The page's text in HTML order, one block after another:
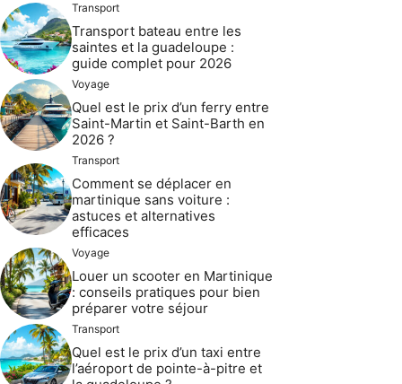
Transport
Transport bateau entre les
saintes et la guadeloupe :
guide complet pour 2026
Voyage
Quel est le prix d’un ferry entre
Saint-Martin et Saint-Barth en
2026 ?
Transport
Comment se déplacer en
martinique sans voiture :
astuces et alternatives
efficaces
Voyage
Louer un scooter en Martinique
: conseils pratiques pour bien
préparer votre séjour
Transport
Quel est le prix d’un taxi entre
l’aéroport de pointe-à-pitre et